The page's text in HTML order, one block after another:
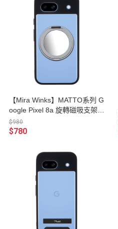
【Mira Winks】MATTO系列 G
oogle Pixel 8a 旋轉磁吸支架
+鏡面保護殼【Moxbii 嚴選】
$980
$780